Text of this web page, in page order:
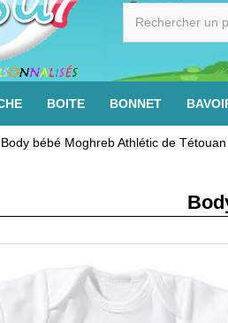
BOITE BONNET
Body bébé Moghreb Athlétic de Tétouan